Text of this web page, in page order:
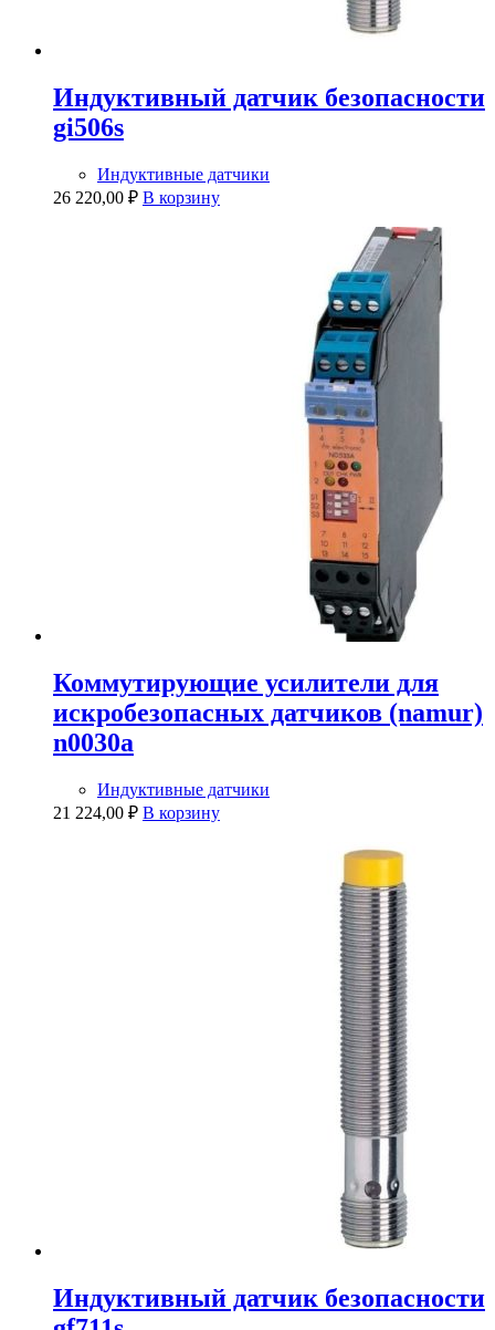
Индуктивный датчик безопасности
gi506s
Индуктивные датчики
26 220,00 ₽ В корзину
Коммутирующие усилители для
искробезопасных датчиков (namur)
n0030a
Индуктивные датчики
21 224,00 ₽ В корзину
Индуктивный датчик безопасности